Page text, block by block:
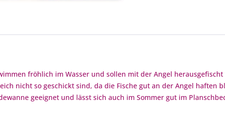
fröhlich im Wasser und sollen mit der Angel
nicht so geschickt sind, da die Fische gut an der Angel haften
geeignet und lässt sich auch im Sommer gut im